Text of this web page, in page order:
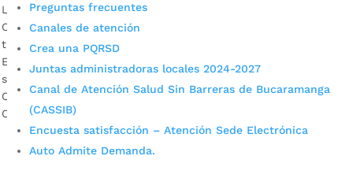
Preguntas frecuentes
Canales de atención
Crea una PQRSD
Juntas administradoras locales 2024-2027
Canal de Atención Salud Sin Barreras de Bucaramanga
(CASSIB)
Encuesta satisfacción – Atención Sede Electrónica
Auto Admite Demanda.
Le explicamos en qué consiste cada beneficio. Isabel
Cristina Rincón – Directora del IMEBU Descargar audio A
través de la página web del Instituto de Empleo y Fomento
Empresarial de Bucaramanga (IMEBU), quienes actualmente
se benefician del programa de microcrédito ‘Banca
Ciudadana’ –con los operadores financieros Fundesan,
Corfas o Coopfuturo– pueden solicitar alivios en esta […]